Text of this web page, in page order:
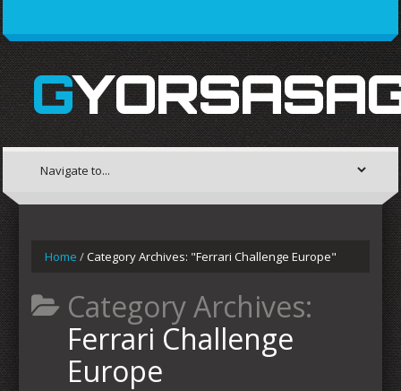
Home /Category Archives: "Ferrari Challenge Europe"
Category Archives:
Ferrari Challenge
Europe